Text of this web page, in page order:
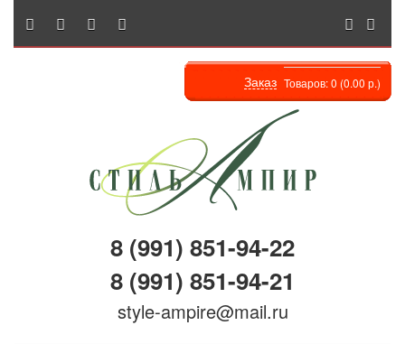
Заказ Товаров: 0 (0.00 р.)
8 (991) 851-94-22
8 (991) 851-94-21
style-ampire@mail.ru